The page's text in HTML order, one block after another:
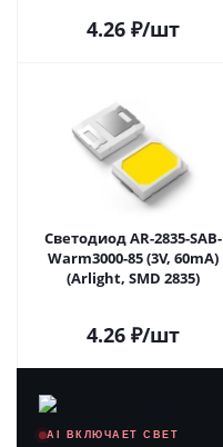
4.26 ₽/шт
Светодиод AR-2835-SAB-
Warm3000-85 (3V, 60mA)
(Arlight, SMD 2835)
4.26 ₽/шт
AI ВКЛЮЧАЕТ СВЕТ